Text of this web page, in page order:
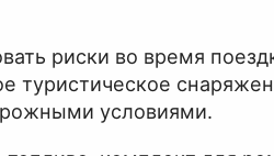
риски во время
туристическое
условиями.